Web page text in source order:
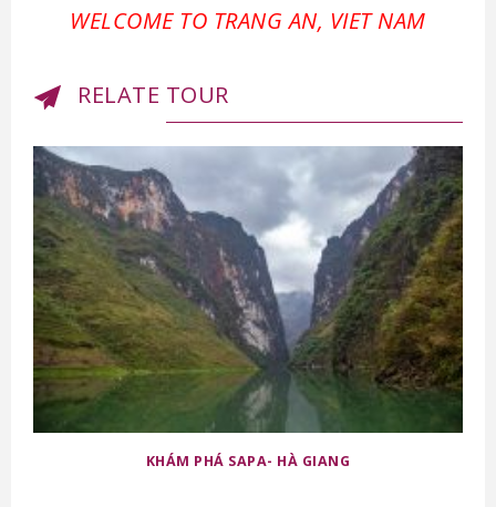
WELCOME TO TRANG AN, VIET NAM
RELATE TOUR
KHÁM PHÁ SAPA- HÀ GIANG